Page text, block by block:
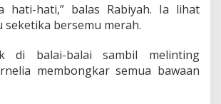
hati-hati,” balas Rabiyah. Ia lihat
seketika bersemu merah.
di balai-balai sambil melinting
membongkar semua bawaan